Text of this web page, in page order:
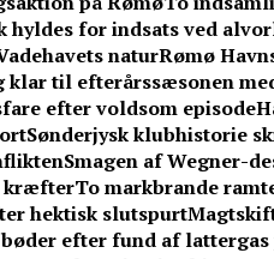
hyldes for indsats ved
naturRømø
klar til efterårssæsonen
efter voldsom episode
Sønderjysk klubhistorie
Smagen af Wegner-
kræfterTo markbrande
hektisk slutspurt
efter fund af